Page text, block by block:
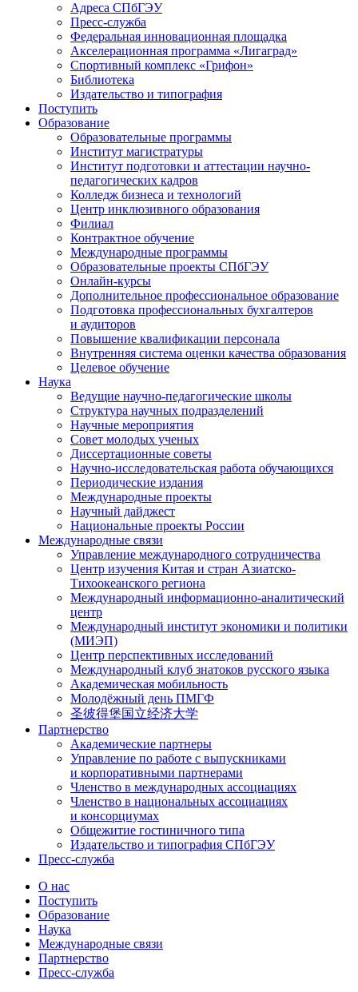
Адреса СПбГЭУ
Пресс-служба
Федеральная инновационная площадка
Акселерационная программа «Лигаград»­­
Спортивный комплекс «Грифон»
Библиотека
Издательство и типография
Поступить
Образование
Образовательные программы
Институт магистратуры
Институт подготовки и аттестации научно-
педагогических кадров
Колледж бизнеса и технологий
Центр инклюзивного образования
Филиал
Контрактное обучение
Международные программы
Образовательные проекты СПбГЭУ
Онлайн-курсы
Дополнительное профессиональное образование
Подготовка профессиональных бухгалтеров
и аудиторов
Повышение квалификации персонала
Внутренняя система оценки качества образования
Целевое обучение
Наука
Ведущие научно-педагогические школы
Структура научных подразделений
Научные мероприятия
Совет молодых ученых
Диссертационные советы
Научно-исследовательская работа обучающихся
Периодические издания
Международные проекты
Научный дайджест
Национальные проекты России
Международные связи
Управление международного сотрудничества
Центр изучения Китая и стран Азиатско-
Тихоокеанского региона
Международный информационно-аналитический
центр
Международный институт экономики и политики
(МИЭП)
Центр перспективных исследований
Международный клуб знатоков русского языка
Академическая мобильность
Молодёжный день ПМГФ
圣彼得堡国立经济大学
Партнерство
Академические партнеры
Управление по работе с выпускниками
и корпоративными партнерами
Членство в международных ассоциациях
Членство в национальных ассоциациях
и консорциумах
Общежитие гостиничного типа
Издательство и типография СПбГЭУ
Пресс-служба
О нас
Поступить
Образование
Наука
Международные связи
Партнерство
Пресс-служба